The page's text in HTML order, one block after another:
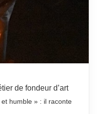
de fondeur d’art
humble » : il raconte